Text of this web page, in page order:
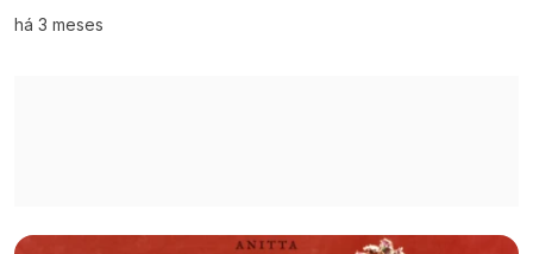
há 3 meses